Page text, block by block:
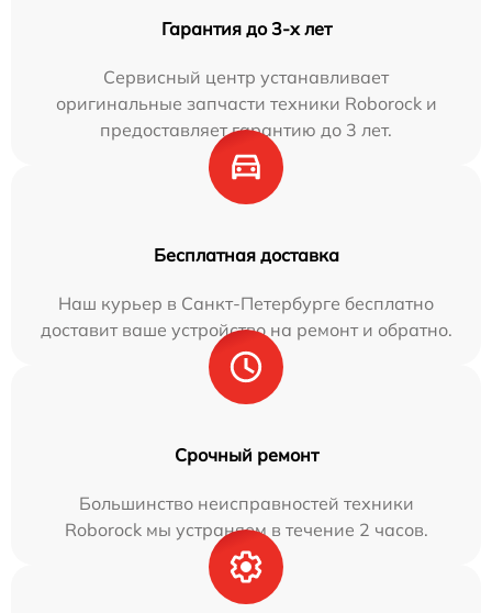
Гарантия до 3-х лет
Сервисный центр устанавливает
оригинальные запчасти техники Roborock и
предоставляет гарантию до 3 лет.
Бесплатная доставка
Наш курьер в Санкт-Петербурге бесплатно
доставит ваше устройство на ремонт и обратно.
Срочный ремонт
Большинство неисправностей техники
Roborock мы устраняем в течение 2 часов.